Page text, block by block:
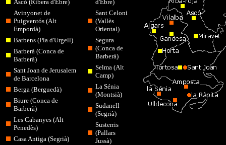
Ascó (Ribera d'Ebre)
Avinyonet de
Puigventós (Alt
Empordà)
Barbens (Pla d'Urgell)
Barberà (Conca de
Barberà)
Sant Joan de Jerusalem
de Barcelona
Berga (Berguedà)
Biure (Conca de
Barberà)
Les Cabanyes (Alt
Penedès)
Casa Antiga (Segrià)
d'Ebre)
Sant Celoni
(Vallès
Oriental)
Segura
(Conca de
Barberà)
Selma (Alt
Camp)
La Sénia
(Montsià)
Sudanell
(Segrià)
Susterris
(Pallars
Jussà)